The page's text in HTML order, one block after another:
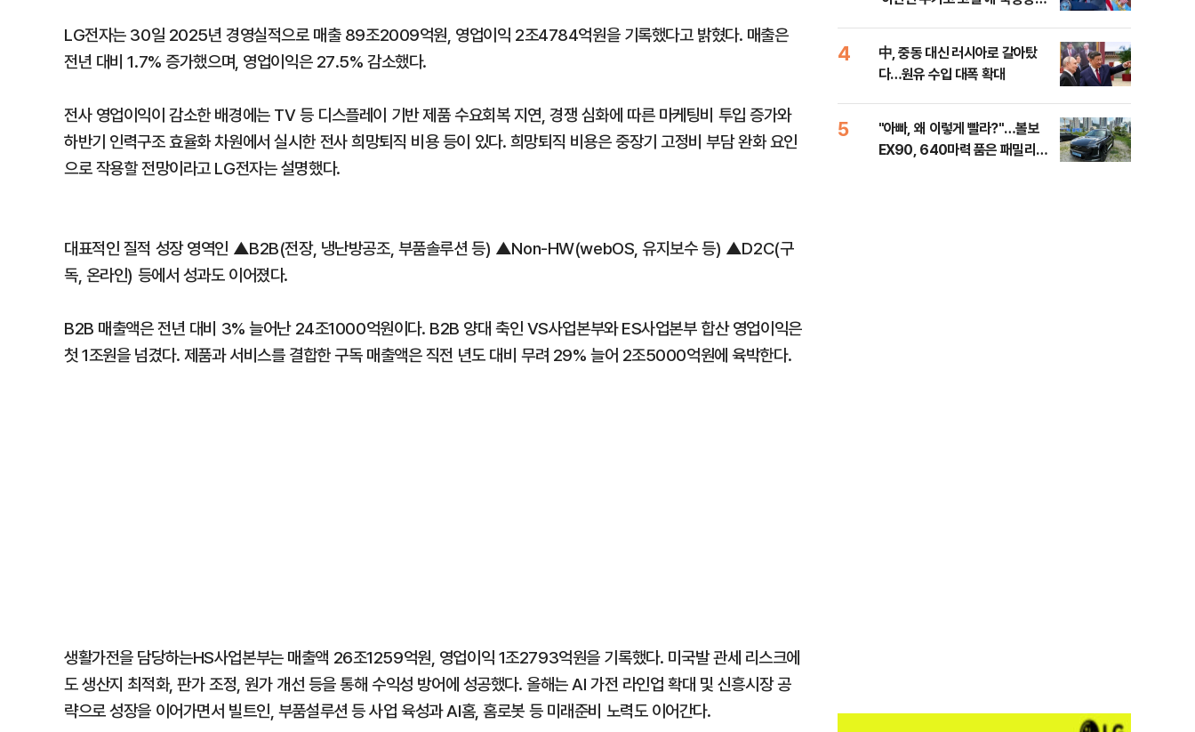
LG전자는 30일 2025년 경영실적으로 매출 89조2009억원, 영업이익 2조4784억원을 기록했다고 밝혔다. 매출은
전년 대비 1.7% 증가했으며, 영업이익은 27.5% 감소했다.
전사 영업이익이 감소한 배경에는 TV 등 디스플레이 기반 제품 수요회복 지연, 경쟁 심화에 따른 마케팅비 투입 증가와
하반기 인력구조 효율화 차원에서 실시한 전사 희망퇴직 비용 등이 있다. 희망퇴직 비용은 중장기 고정비 부담 완화 요인
으로 작용할 전망이라고 LG전자는 설명했다.
대표적인 질적 성장 영역인 ▲B2B(전장, 냉난방공조, 부품솔루션 등) ▲Non-HW(webOS, 유지보수 등) ▲D2C(구
독, 온라인) 등에서 성과도 이어졌다.
B2B 매출액은 전년 대비 3% 늘어난 24조1000억원이다. B2B 양대 축인 VS사업본부와 ES사업본부 합산 영업이익은
첫 1조원을 넘겼다. 제품과 서비스를 결합한 구독 매출액은 직전 년도 대비 무려 29% 늘어 2조5000억원에 육박한다.
생활가전을 담당하는HS사업본부는 매출액 26조1259억원, 영업이익 1조2793억원을 기록했다. 미국발 관세 리스크에
도 생산지 최적화, 판가 조정, 원가 개선 등을 통해 수익성 방어에 성공했다. 올해는 AI 가전 라인업 확대 및 신흥시장 공
략으로 성장을 이어가면서 빌트인, 부품설루션 등 사업 육성과 AI홈, 홈로봇 등 미래준비 노력도 이어간다.
4
中, 중동 대신 러시아로 갈아탔
다…원유 수입 대폭 확대
5
"아빠, 왜 이렇게 빨라?"…볼보
EX90, 640마력 품은 패밀리카